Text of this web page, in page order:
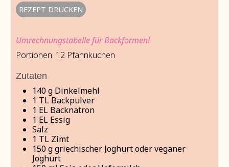
REZEPT DRUCKEN
Umrechnungstabelle für Backformen!
Portionen: 12 Pfannkuchen
Zutaten
140g Dinkelmehl
1 TL Backpulver
1 EL Backnatron
1 EL Essig
Salz
1 TL Zimt
150ggriechischer Joghurt oder veganer
Joghurt